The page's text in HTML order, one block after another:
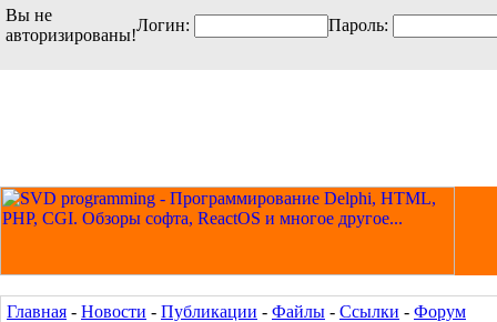
Вы не
авторизированы!
Логин: Пароль:
Главная - Новости - Публикации - Файлы - Ссылки - Форум